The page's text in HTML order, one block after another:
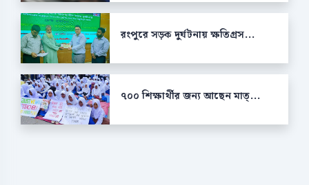
রংপুরে সড়ক দুর্ঘটনায় ক্ষতিগ্রস...
৭০০ শিক্ষার্থীর জন্য আছেন মাত্...